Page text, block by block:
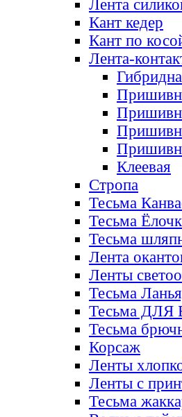
Лента
Кант кедер
Кант по
Лента-
Клеевая
Стропа
Тесьма
Тесьма
Тесьма
Лента
Ленты
Тесьма
Тесьма
Тесьма
Корсаж
Ленты
Ленты с
Тесьма